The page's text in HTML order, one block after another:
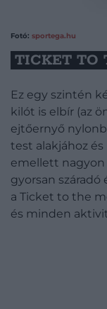
Fotó: sportega.hu
TICKET TO
Ez egy szintén
kilót is elbír (az
ejtőernyő
test alakjához
emellett nagyon
gyorsan száradó
a Ticket to the
és minden